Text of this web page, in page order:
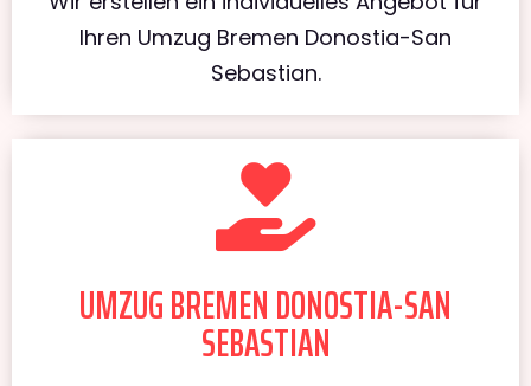
Ihren Umzug Bremen Donostia-San
Sebastian.
UMZUG BREMEN DONOSTIA-SAN
SEBASTIAN